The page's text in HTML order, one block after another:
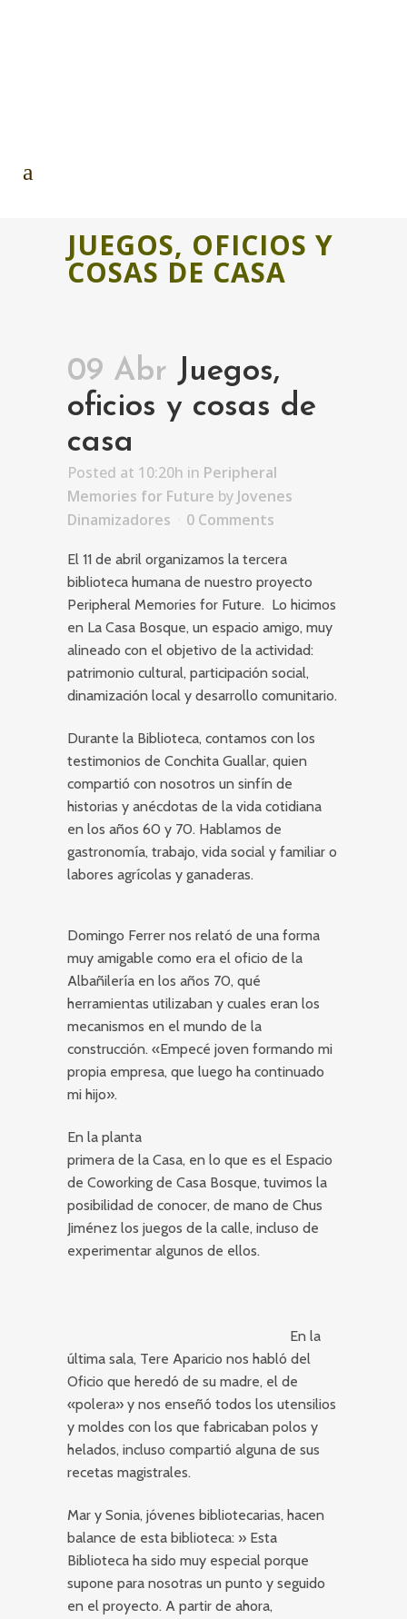
JUEGOS, OFICIOS Y
COSAS DE CASA
09 Abr Juegos,
oficios y cosas de
casa
Posted at 10:20h in Peripheral
Memories for Future by Jovenes
Dinamizadores
0 Comments
El 11 de abril organizamos la tercera
biblioteca humana de nuestro proyecto
Peripheral Memories for Future. Lo hicimos
en La Casa Bosque, un espacio amigo, muy
alineado con el objetivo de la actividad:
patrimonio cultural, participación social,
dinamización local y desarrollo comunitario.
Durante la Biblioteca, contamos con los
testimonios de Conchita Guallar, quien
compartió con nosotros un sinfín de
historias y anécdotas de la vida cotidiana
en los años 60 y 70. Hablamos de
gastronomía, trabajo, vida social y familiar o
labores agrícolas y ganaderas.
Domingo Ferrer nos relató de una forma
muy amigable como era el oficio de la
Albañilería en los años 70, qué
herramientas utilizaban y cuales eran los
mecanismos en el mundo de la
construcción. «Empecé joven formando mi
propia empresa, que luego ha continuado
mi hijo».
En la planta
primera de la Casa, en lo que es el Espacio
de Coworking de Casa Bosque, tuvimos la
posibilidad de conocer, de mano de Chus
Jiménez los juegos de la calle, incluso de
experimentar algunos de ellos.
En la
última sala, Tere Aparicio nos habló del
Oficio que heredó de su madre, el de
«polera» y nos enseñó todos los utensilios
y moldes con los que fabricaban polos y
helados, incluso compartió alguna de sus
recetas magistrales.
Mar y Sonia, jóvenes bibliotecarias, hacen
balance de esta biblioteca: » Esta
Biblioteca ha sido muy especial porque
supone para nosotras un punto y seguido
en el proyecto. A partir de ahora,